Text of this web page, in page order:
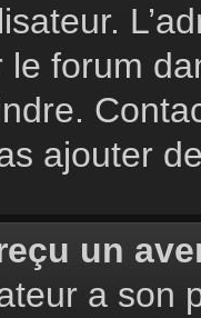
forum
ajouter
un
a son